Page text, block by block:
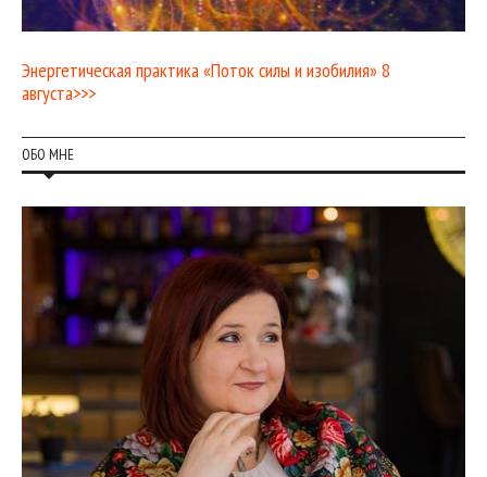
Энергетическая практика «Поток силы и изобилия» 8
августа>>>
ОБО МНЕ